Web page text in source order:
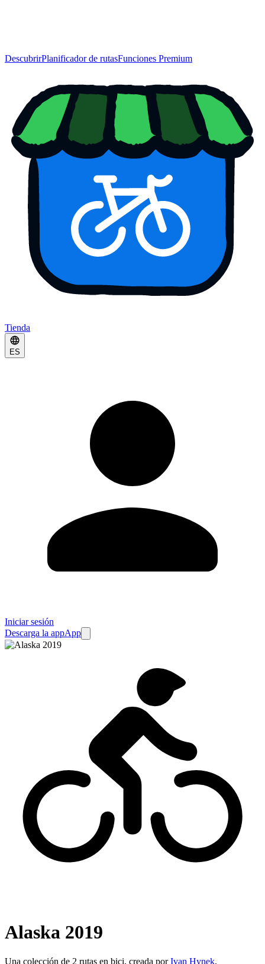
DescubrirPlanificador de rutasFunciones Premium
Tienda
ES
Iniciar sesión
Descarga la appApp
Alaska 2019
Una colección de 2 rutas en bici, creada porIvan Hynek.